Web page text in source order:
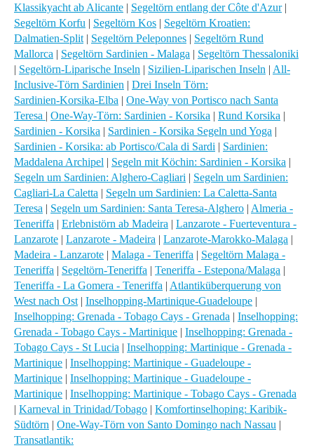
Klassikyacht ab Alicante | Segeltörn entlang der Côte d'Azur|
Segeltörn Korfu | Segeltörn Kos | Segeltörn Kroatien:
Dalmatien-Split | Segeltörn Peleponnes | Segeltörn Rund
Mallorca | Segeltörn Sardinien - Malaga | Segeltörn Thessaloniki
| Segeltörn-Liparische Inseln | Sizilien-Liparischen Inseln | All-
Inclusive-Törn Sardinien | Drei Inseln Törn:
Sardinien-Korsika-Elba | One-Way von Portisco nach Santa
Teresa | One-Way-Törn: Sardinien - Korsika | Rund Korsika |
Sardinien - Korsika | Sardinien - Korsika Segeln und Yoga |
Sardinien - Korsika: ab Portisco/Cala di Sardi | Sardinien:
Maddalena Archipel | Segeln mit Köchin: Sardinien - Korsika |
Segeln um Sardinien: Alghero-Cagliari | Segeln um Sardinien:
Cagliari-La Caletta | Segeln um Sardinien: La Caletta-Santa
Teresa | Segeln um Sardinien: Santa Teresa-Alghero | Almeria -
Teneriffa | Erlebnistörn ab Madeira | Lanzarote - Fuerteventura -
Lanzarote | Lanzarote - Madeira | Lanzarote-Marokko-Malaga |
Madeira - Lanzarote | Malaga - Teneriffa | Segeltörn Malaga -
Teneriffa | Segeltörn-Teneriffa | Teneriffa - Estepona/Malaga |
Teneriffa - La Gomera - Teneriffa | Atlantiküberquerung von
West nach Ost | Inselhopping-Martinique-Guadeloupe |
Inselhopping: Grenada - Tobago Cays - Grenada | Inselhopping:
Grenada - Tobago Cays - Martinique | Inselhopping: Grenada -
Tobago Cays - St Lucia | Inselhopping: Martinique - Grenada -
Martinique | Inselhopping: Martinique - Guadeloupe -
Martinique | Inselhopping: Martinique - Guadeloupe -
Martinique | Inselhopping: Martinique - Tobago Cays - Grenada
| Karneval in Trinidad/Tobago | Komfortinselhoping: Karibik-
Südtörn | One-Way-Törn von Santo Domingo nach Nassau |
Transatlantik: